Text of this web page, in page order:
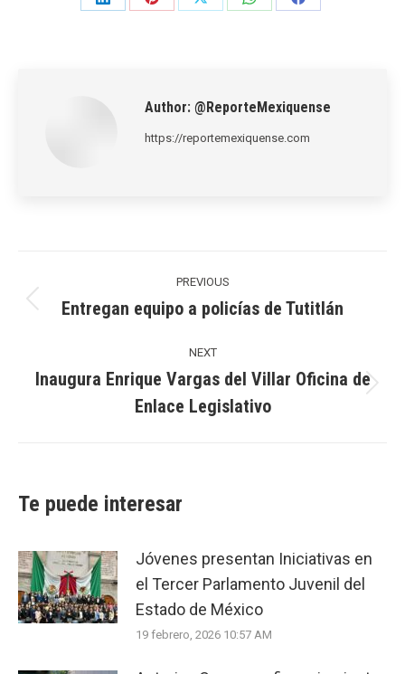
Share
Share
Share
Share
Share
Author: @ReporteMexiquense
https://reportemexiquense.com
navigation
PREVIOUS
Previous
Entregan equipo a policías de Tutitlán
NEXT
Next
post:
Inaugura Enrique Vargas del Villar Oficina de
Enlace Legislativo
Te puede interesar
Jóvenes presentan Iniciativas en
el Tercer Parlamento Juvenil del
Estado de México
19 febrero, 2026 10:57 AM